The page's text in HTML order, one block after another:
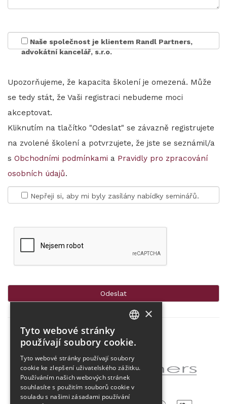
Naše společnost je klientem Randl Partners,
advokátní kancelář, s.r.o.
Upozorňujeme, že kapacita školení je omezená. Může
se tedy stát, že Vaši registraci nebudeme moci
akceptovat.
Kliknutím na tlačítko "Odeslat" se závazně registrujete
na zvolené školení a potvrzujete, že jste se seznámil/a
s Obchodními podmínkami a Pravidly pro zpracování
osobních údajů.
Nepřeji si, aby mi byly zasílány nabídky seminářů.
Partner projektu
×
Tyto webové stránky
používají soubory cookie.
Tyto webové stránky používají soubory
cookie ke zlepšení uživatelského zážitku.
Používáním našich webových stránek
souhlasíte s použitím souborů cookie v
souladu s našimi zásadami používání